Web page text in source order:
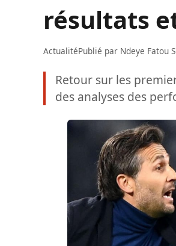
résultats
ActualitéPublié par Ndeye Fatou
Retour sur les
des analyses des